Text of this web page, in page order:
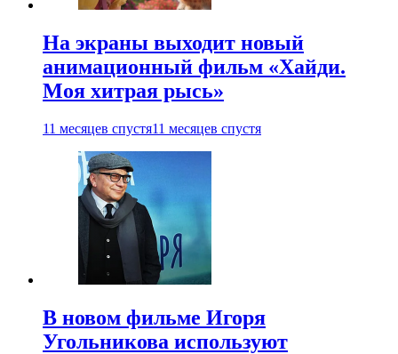
На экраны выходит новый
анимационный фильм «Хайди.
Моя хитрая рысь»
11 месяцев спустя11 месяцев спустя
В новом фильме Игоря
Угольникова используют